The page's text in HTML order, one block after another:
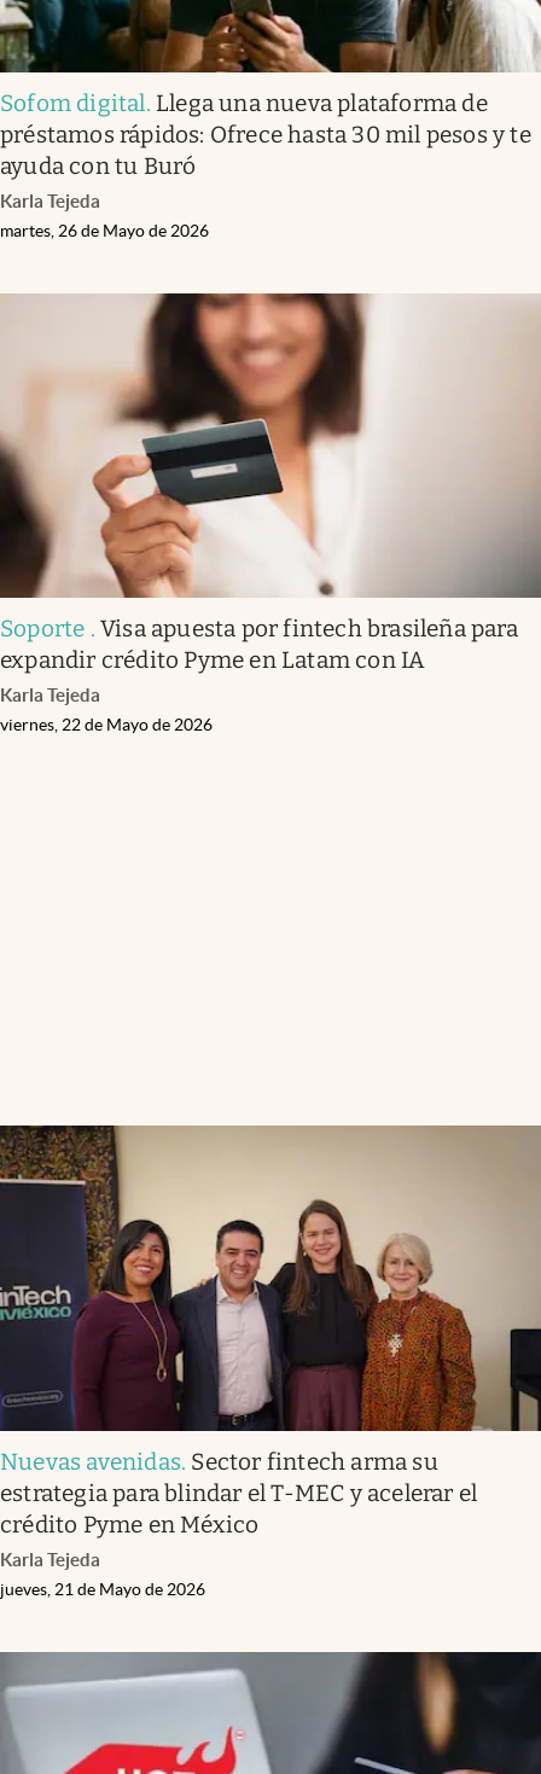
Sofom digital. Llega una nueva plataforma de
préstamos rápidos: Ofrece hasta 30 mil pesos y te
ayuda con tu Buró
Karla Tejeda
martes, 26 de Mayo de 2026
Soporte .Visa apuesta por fintech brasileña para
expandir crédito Pyme en Latam con IA
Karla Tejeda
viernes, 22 de Mayo de 2026
Nuevas avenidas. Sector fintech arma su
estrategia para blindar el T-MEC y acelerar el
crédito Pyme en México
Karla Tejeda
jueves, 21 de Mayo de 2026